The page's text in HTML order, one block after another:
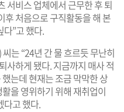
서비스 업체에서 근무한 후 퇴
후 처음으로 구직활동을 해 본
다”고 했다.
는 “24년 간 물 흐르듯 무난히
사하게 됐다. 지금까지 매사 적
는데 현재는 조금 막막한 상
을 영위하기 위해 재취업이
다고 했다.